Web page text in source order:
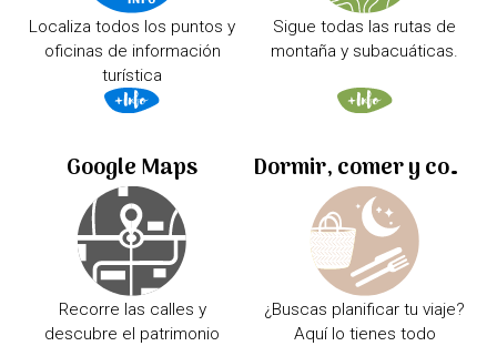
Localiza todos los puntos y
oficinas de información
turística
Sigue todas las rutas de
montaña y subacuáticas.
Google Maps
Recorre las calles y
descubre el patrimonio
Dormir, comer y comprar
¿Buscas planificar tu viaje?
Aquí lo tienes todo